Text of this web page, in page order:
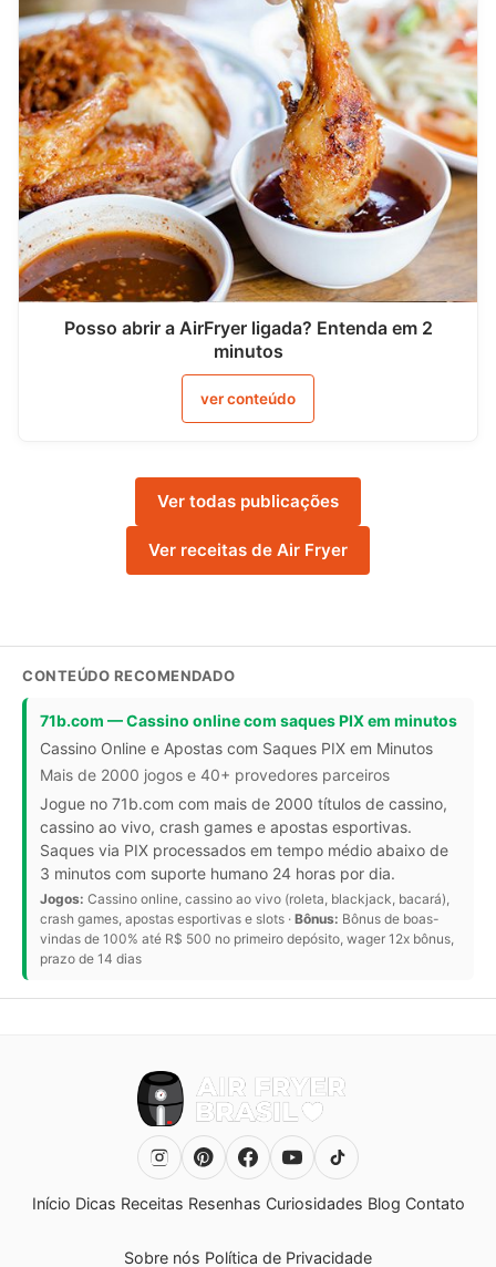
Posso abrir a AirFryer ligada? Entenda em 2
minutos
ver conteúdo
Ver todas publicações
Ver receitas de Air Fryer
CONTEÚDO RECOMENDADO
71b.com — Cassino online com saques PIX em minutos
Cassino Online e Apostas com Saques PIX em Minutos
Mais de 2000 jogos e 40+ provedores parceiros
Jogue no 71b.com com mais de 2000 títulos de cassino,
cassino ao vivo, crash games e apostas esportivas.
Saques via PIX processados em tempo médio abaixo de
3 minutos com suporte humano 24 horas por dia.
Jogos: Cassino online, cassino ao vivo (roleta, blackjack, bacará),
crash games, apostas esportivas e slots · Bônus: Bônus de boas-
vindas de 100% até R$ 500 no primeiro depósito, wager 12x bônus,
prazo de 14 dias
Início Dicas Receitas Resenhas Curiosidades Blog Contato
Sobre nós Política de Privacidade